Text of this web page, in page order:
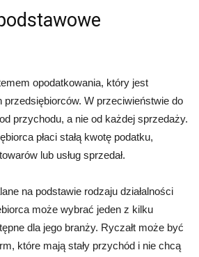
opodatkowania, który jest
przedsiębiorców. W przeciwieństwie do
od przychodu, a nie od każdej sprzedaży.
płaci stałą kwotę podatku,
lub usług sprzedał.
na podstawie rodzaju działalności
może wybrać jeden z kilku
dla jego branży. Ryczałt może być
które mają stały przychód i nie chcą